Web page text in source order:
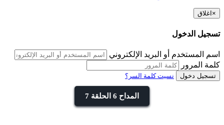
× اغلاق
تسجيل الدخول
اسم المستخدم أو البريد الإلكتروني
كلمة المرور
تسجيل دخول نسيت كلمة السر؟
المداح 6 الحلقة 7